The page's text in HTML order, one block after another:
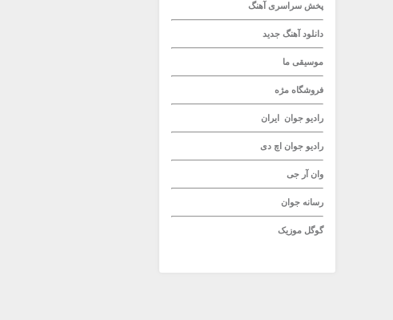
پخش سراسری آهنگ
دانلود آهنگ جدید
موسیقی ما
فروشگاه مژه
رادیو جوان ایران
رادیو جوان اچ دی
وان آر جی
رسانه جوان
گوگل موزیک